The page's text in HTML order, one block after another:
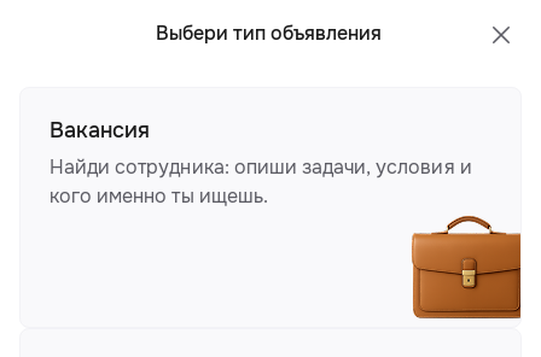
Русский
Выбери тип объявления
Вакансия
Найди сотрудника: опиши задачи, условия и
кого именно ты ищешь.